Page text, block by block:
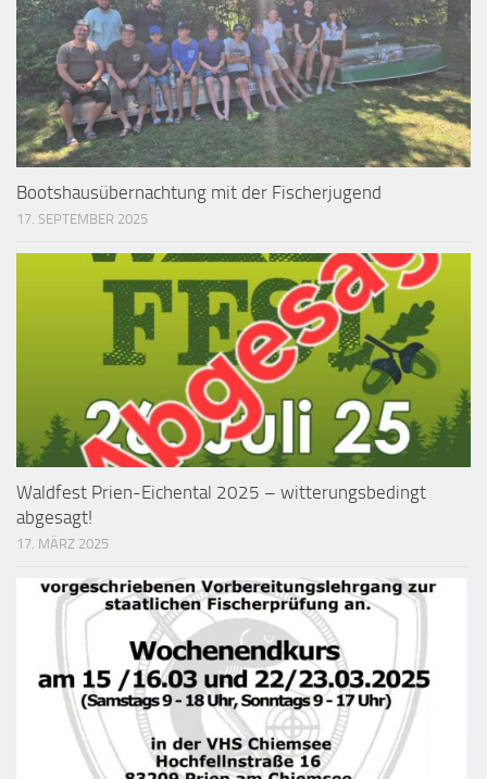
Bootshausübernachtung mit der Fischerjugend
17. SEPTEMBER 2025
Waldfest Prien-Eichental 2025 – witterungsbedingt
abgesagt!
17. MÄRZ 2025